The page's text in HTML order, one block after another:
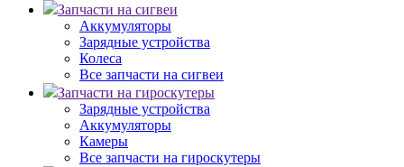
Запчасти на сигвеи
Аккумуляторы
Зарядные устройства
Колеса
Все запчасти на сигвеи
Запчасти на гироскутеры
Зарядные устройства
Аккумуляторы
Камеры
Все запчасти на гироскутеры